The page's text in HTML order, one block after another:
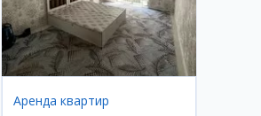
Аренда квартир